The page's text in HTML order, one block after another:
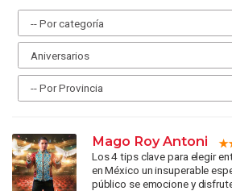
Mago Roy Antoni
Los 4 tips clave para elegir
en México un insuperable
público se emocione y